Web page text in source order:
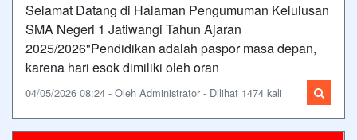
Selamat Datang di Halaman Pengumuman Kelulusan
SMA Negeri 1 Jatiwangi Tahun Ajaran
2025/2026"Pendidikan adalah paspor masa depan,
karena hari esok dimiliki oleh oran
04/05/2026 08:24 - Oleh Administrator - Dilihat 1474 kali